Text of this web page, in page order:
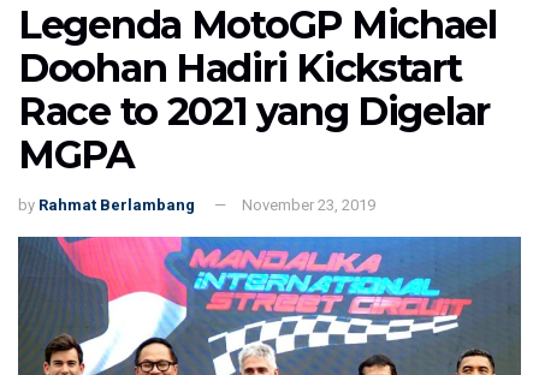
Legenda MotoGP Michael
Doohan Hadiri Kickstart
Race to 2021 yang Digelar
MGPA
by Rahmat Berlambang November 23, 2019